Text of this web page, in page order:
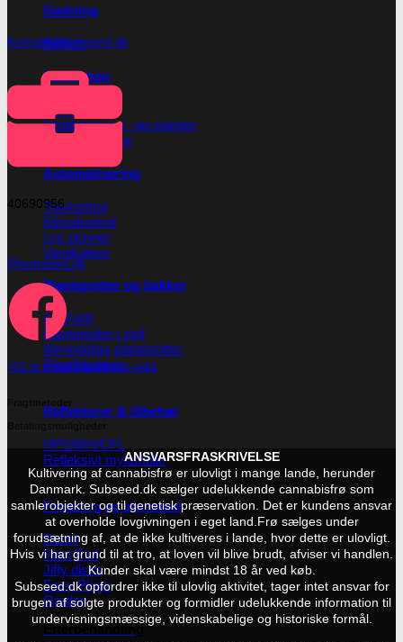
Gødning
Biobizz
Ventilation
Ventilationsrør -og slanger
Blæseregulator
Automatisering
Tidskontrol
Klimakontrol
Lys skinner
Vandkølere
Plantepotter og bakker
Air-Pot®
Plantepotter i stof
Almindelige plantepotter
Plastikbakker
Reflektorer & tilbehør
HPS/MH/CFL
Refleksivt mylar/folie
Forspiring og plantestart
Root!t
Root Riot
Jiffy disks
Eazy Plugs
Grodan
Efterbehandling
Kontakt@subseed.dk
40690956
@subseed.dk
Gå til vores facebook-side
ANSVARSFRASKRIVELSE
Kultivering af cannabisfrø er ulovligt i mange lande, herunder
Danmark. Subseed.dk sælger udelukkende cannabisfrø som
samlerobjekter og til genetisk præservation. Det er kundens ansvar
at overholde lovgivningen i eget land. Frø sælges under
forudsætning af, at de ikke kultiveres i lande, hvor dette er ulovligt.
Hvis vi har grund til at tro, at loven vil blive brudt, afviser vi handlen.
Kunder skal være mindst 18 år ved køb.
Subseed.dk opfordrer ikke til ulovlig aktivitet, tager intet ansvar for
brugen af solgte produkter og formidler udelukkende information til
undervisningsmæssige, videnskabelige og historiske formål.